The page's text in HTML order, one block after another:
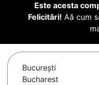
Este acesta
Felicitări! Aă cum
Bucureşti
Bucharest